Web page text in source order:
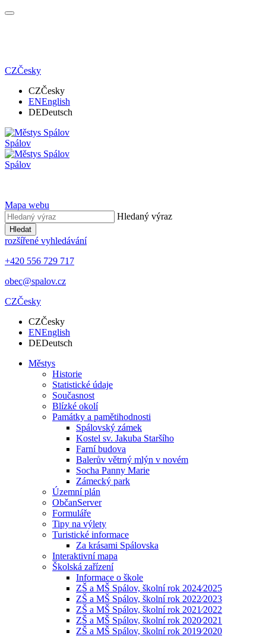
CZČesky
CZČesky
ENEnglish
DEDeutsch
Spálov
Spálov
Mapa webu
Hledaný výraz
Hledat
rozšířené vyhledávání
+420 556 729 717
obec@spalov.cz
CZČesky
CZČesky
ENEnglish
DEDeutsch
Městys
Historie
Statistické údaje
Současnost
Blízké okolí
Památky a pamětihodnosti
Spálovský zámek
Kostel sv. Jakuba Staršího
Farní budova
Balerův větrný mlýn v novém
Socha Panny Marie
Zámecký park
Územní plán
ObčanServer
Formuláře
Tipy na výlety
Turistické informace
Za krásami Spálovska
Interaktivní mapa
Školská zařízení
Informace o škole
ZŠ a MŠ Spálov, školní rok 2024⁄2025
ZŠ a MŠ Spálov, školní rok 2022⁄2023
ZŠ a MŠ Spálov, školní rok 2021⁄2022
ZŠ a MŠ Spálov, školní rok 2020⁄2021
ZŠ a MŠ Spálov, školní rok 2019⁄2020